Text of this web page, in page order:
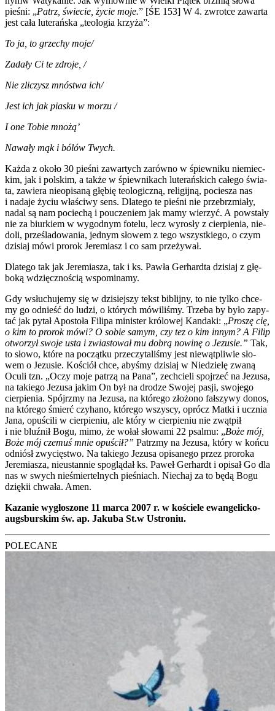
pie­śni: „Patrz, świe­cie, życie moje.” [ŚE 153] W 4. zwrot­ce zawar­ta
jest cała lute­rań­ska „teo­lo­gia krzy­ża”:
To ja, to grze­chy moje/
Zada­ły Ci te zdro­je, /
Nie zli­czysz mnó­stwa ich/
Jest ich jak pia­sku w morzu /
I one Tobie mno­żą’
Nawa­ły mąk i bólów Twych.
Każ­da z oko­ło 30 pie­śni zawar­tych zarów­no w śpiew­ni­ku nie­miec­
kim, jak i pol­skim, a tak­że w śpiew­ni­kach lute­rań­skich całe­go świa­
ta, zawie­ra nie­opi­sa­ną głę­bię teo­lo­gicz­ną, reli­gij­ną, pocie­sza nas
i nada­je życiu wła­ści­wy sens. Dla­te­go te pie­śni nie prze­brzmia­ły,
nadal są nam pocie­chą i poucze­niem jak mamy wie­rzyć. A powsta­ły
nie za biur­kiem w wygod­nym fote­lu, lecz wyro­sły z cier­pie­nia, nie­
do­li, prze­śla­do­wa­nia, jed­nym sło­wem z tego wszyst­kie­go, o czym
dzi­siaj mówi pro­rok Jere­miasz i co sam prze­ży­wał.
Dla­te­go tak jak Jere­mia­sza, tak i ks. Paw­ła Ger­hard­ta dzi­siaj z głę­
bo­ką wdzięcz­no­ścią wspo­mi­na­my.
Gdy wsłu­chu­je­my się w dzi­siej­szy tekst biblij­ny, to nie tyl­ko chce­
my go odnieść do ludzi, o któ­rych mówi­li­śmy. Trze­ba by było zapy­
tać jak pytał Apo­sto­ła Fili­pa mini­ster kró­lo­wej Kan­da­ki: „Pro­szę cię,
o kim to pro­rok mówi? O sobie samym, czy tez o kim innym? A Filip
otwo­rzył swo­je usta i zwia­sto­wał mu dobrą nowi­nę o Jezu­sie.” Tak,
to sło­wo, któ­re na począt­ku prze­czy­ta­li­śmy jest nie­wąt­pli­wie sło­
wem o Jezu­sie. Kościół chce, aby­śmy dzi­siaj w Nie­dzie­lę zwa­ną
Ocu­li tzn. „Oczy moje patrzą na Pana”, zechcie­li spoj­rzeć na Jezu­sa,
na takie­go Jezu­sa jakim On był na dro­dze Swo­jej pasji, swo­je­go
cier­pie­nia. Spójrz­my na Jezu­sa, na któ­re­go zło­żo­no fał­szy­wy donos,
na któ­re­go śmierć czy­ha­no, któ­re­go wszy­scy, oprócz Mat­ki i ucznia
Jana, opu­ści­li w cier­pie­niu, ale któ­ry w cier­pie­niu nie zwąt­pił
i nie bluź­nił Bogu, mimo, że wołał sło­wa­mi 22 psal­mu: „Boże mój,
Boże mój cze­muś mnie opu­ścił?” Patrz­my na Jezu­sa, któ­ry w koń­cu
odniósł zwy­cię­stwo. Na takie­go Jezu­sa opi­sa­ne­go przez pro­ro­ka
Jere­mia­sza, nie­ustan­nie spo­glą­dał ks. Paweł Ger­hardt i opi­sał Go dla
nas w swych nie­śmier­tel­nych pie­śniach. Nie­chaj za to będą Bogu
dzię­kii chwa­ła. Amen.
Kaza­nie wygło­szo­ne 11 mar­ca 2007 r. w koście­le ewan­ge­lic­ko-
augs­bur­skim św. ap. Jaku­ba St.w Ustro­niu.
POLECANE